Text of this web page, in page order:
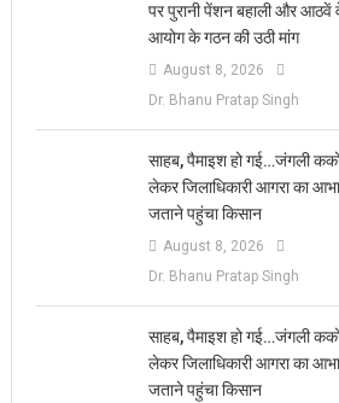
पर पुरानी पेंशन बहाली और आठवें
आयोग के गठन की उठी मांग
August 8, 2026
Dr. Bhanu Pratap Singh
साहब, पैमाइश हो गई…जंगली
लेकर जिलाधिकारी आगरा का
जताने पहुंचा किसान
August 8, 2026
Dr. Bhanu Pratap Singh
साहब, पैमाइश हो गई…जंगली
लेकर जिलाधिकारी आगरा का
जताने पहुंचा किसान